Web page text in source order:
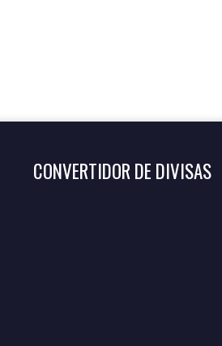
CONVERTIDOR DE DIVISAS